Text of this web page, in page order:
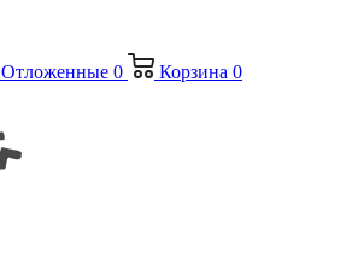
Отложенные 0 Корзина 0